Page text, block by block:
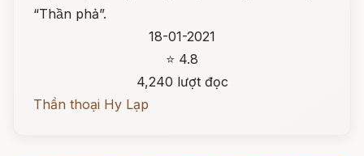
“Thần phả”.
18-01-2021
⭐ 4.8
4,240 lượt đọc
Thần thoại Hy Lạp